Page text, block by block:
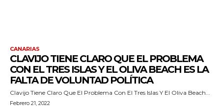
CANARIAS
CLAVIJO TIENE CLARO QUE EL PROBLEMA
CON EL TRES ISLAS Y EL OLIVA BEACH ES LA
FALTA DE VOLUNTAD POLÍTICA
Clavijo Tiene Claro Que El Problema Con El Tres Islas Y El Oliva Beach...
Febrero 21, 2022